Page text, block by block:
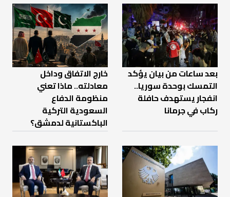
بعد ساعات من بيان يؤكد
التمسك بوحدة سوريا..
انفجار يستهدف حافلة
ركاب في جرمانا
خارج الاتفاق وداخل
معادلته.. ماذا تعني
منظومة الدفاع
السعودية التركية
الباكستانية لدمشق؟